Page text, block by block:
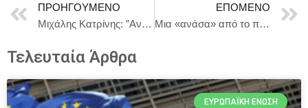
ΠΡΟΗΓΟΎΜΕΝΟ
Μιχάλης Κατρίνης: ”Αναγκαία η θεσμική και επιχειρησιακή ενίσχυση της Εθνικής Μετεωρολογικής Υπηρεσίας”.
ΕΠΌΜΕΝΟ
Μια «ανάσα» από το πρωτάθλημα ο Θρύλος, 31-26 την ΑΕΚ!
Τελευταία Άρθρα
ΕΥΡΩΠΑΪΚΉ ΈΝΩΣΗ